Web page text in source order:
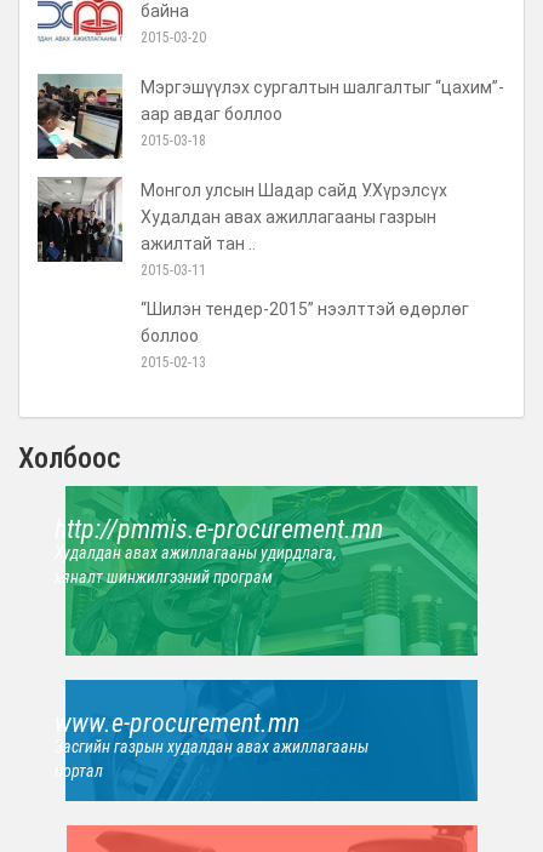
байна
2015-03-20
Мэргэшүүлэх сургалтын шалгалтыг “цахим”-
аар авдаг боллоо
2015-03-18
Монгол улсын Шадар сайд У.Хүрэлсүх
Худалдан авах ажиллагааны газрын
ажилтай тан ..
2015-03-11
“Шилэн тендер-2015” нээлттэй өдөрлөг
боллоо
2015-02-13
Холбоос
http://pmmis.e-procurement.mn
Худалдан авах ажиллагааны удирдлага,
хяналт шинжилгээний програм
www.e-procurement.mn
Засгийн газрын худалдан авах ажиллагааны
портал